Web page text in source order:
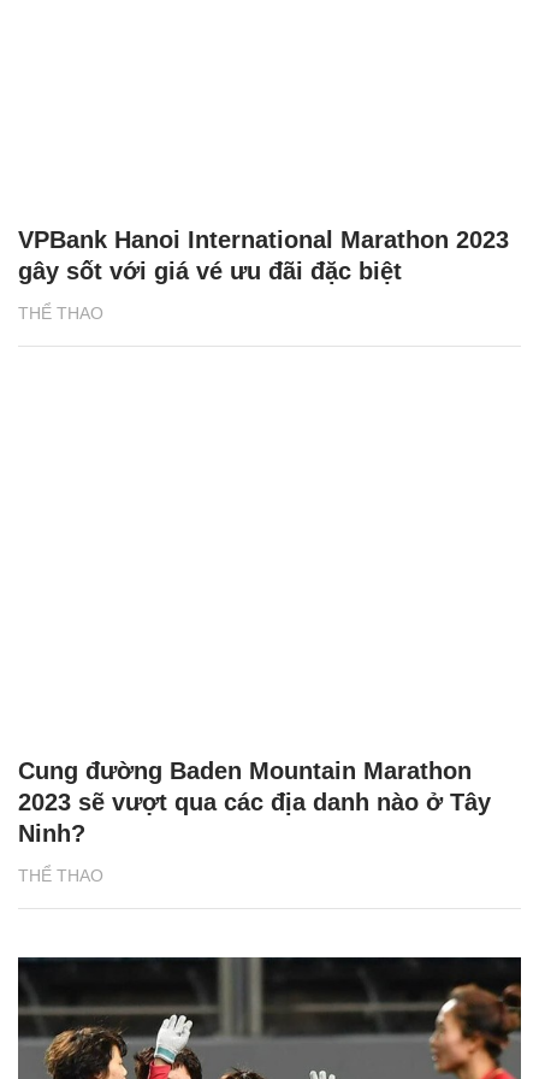
THỂ THAO
VPBank Hanoi International Marathon 2023
gây sốt với giá vé ưu đãi đặc biệt
THỂ THAO
Cung đường Baden Mountain Marathon
2023 sẽ vượt qua các địa danh nào ở Tây
Ninh?